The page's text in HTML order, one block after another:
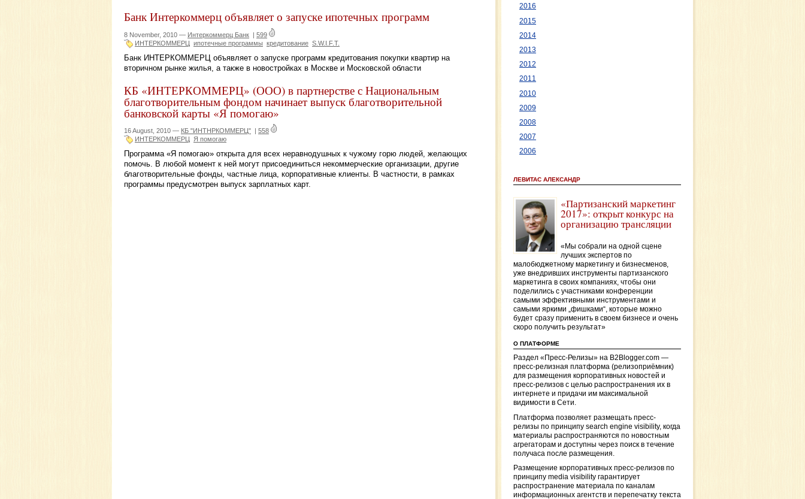
Банк Интеркоммерц объявляет о запуске ипотечных программ
8 November, 2010 — Интеркоммерц Банк | 599
ИНТЕРКОММЕРЦ ипотечныe программы кредитованиe S.W.I.F.T.
Банк ИНТЕРКОММЕРЦ объявляет о запуске программ кредитования покупки квартир на
вторичном рынке жилья, а также в новостройках в Москве и Московской области
КБ «ИНТЕРКОММЕРЦ» (ООО) в партнерстве с Национальным
благотворительным фондом начинает выпуск благотворительной
банковской карты «Я помогаю»
16 August, 2010 — КБ "ИНТНРКОММЕРЦ"
558
ИНТЕРКОММЕРЦ Я помогаю
Программа «Я помогаю» открыта для всех неравнодушных к чужому горю людей, желающих
помочь. В любой момент к ней могут присоединиться некоммерческие организации, другие
благотворительные фонды, частные лица, корпоративные клиенты. В частности, в рамках
программы предусмотрен выпуск зарплатных карт.
2016
2015
2014
2013
2012
2011
2010
2009
2008
2007
2006
ЛЕВИТАС АЛЕКСАНДР
«Партизанский маркетинг
2017»: открыт конкурс на
организацию трансляции
«Мы собрали на одной сцене
лучших экспертов по
малобюджетному маркетингу и бизнесменов,
уже внедривших инструменты партизанского
маркетинга в своих компаниях, чтобы они
поделились с участниками конференции
самыми эффективными инструментами и
самыми яркими „фишками“, которые можно
будет сразу применить в своем бизнесе и очень
скоро получить результат»
О ПЛАТФОРМЕ
Раздел «Пресс-Релизы» на B2Blogger.com —
пресс-релизная платформа (релизоприёмник)
для размещения корпоративных новостей и
пресс-релизов с целью распространения их в
интернете и придачи им максимальной
видимости в Сети.
Платформа позволяет размещать пресс-
релизы по принципу search engine visibility, когда
материалы распространяются по новостным
агрегаторам и доступны через поиск в течение
получаса после размещения.
Размещение корпоративных пресс-релизов по
принципу media visibility гарантирует
распространение материала по каналам
информационных агентств и перепечатку текста